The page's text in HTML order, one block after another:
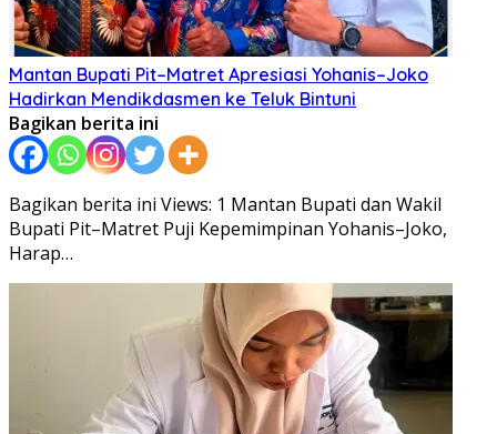
Mantan Bupati Pit–Matret Apresiasi Yohanis–Joko
Hadirkan Mendikdasmen ke Teluk Bintuni
Bagikan berita ini
Bagikan berita ini Views: 1 Mantan Bupati dan Wakil
Bupati Pit–Matret Puji Kepemimpinan Yohanis–Joko,
Harap…